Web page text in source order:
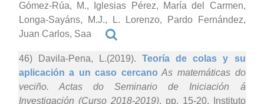
Gómez-Rúa, M., Iglesias Pérez, María del Carmen,
Longa-Sayáns, M.J., L. Lorenzo, Pardo Fernández,
Juan Carlos, Saa
46) Davila-Pena, L.(2019). Teoría de colas y su
aplicación a un caso cercano As matemáticas do
veciño. Actas do Seminario de Iniciación á
Investigación (Curso 2018-2019). pp. 15-20. Instituto